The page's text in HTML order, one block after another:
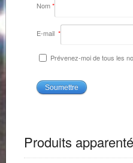
Nom*
E-mail *
Prévenez-moi de tous les
Produits